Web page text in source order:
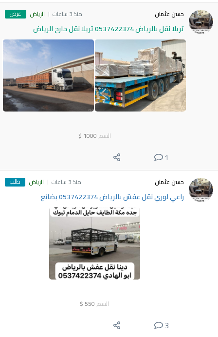
حسن عثمان منذ 3 ساعات الرياض عرض
تريلا نقل بالرياض 0537422374 تريلا نقل خارج الرياض
السعر 1000
$
1
حسن عثمان منذ 3 ساعات الرياض طلب
راعي لوري نقل عفش بالرياض 0537422374 بضائع
السعر 550
$
3